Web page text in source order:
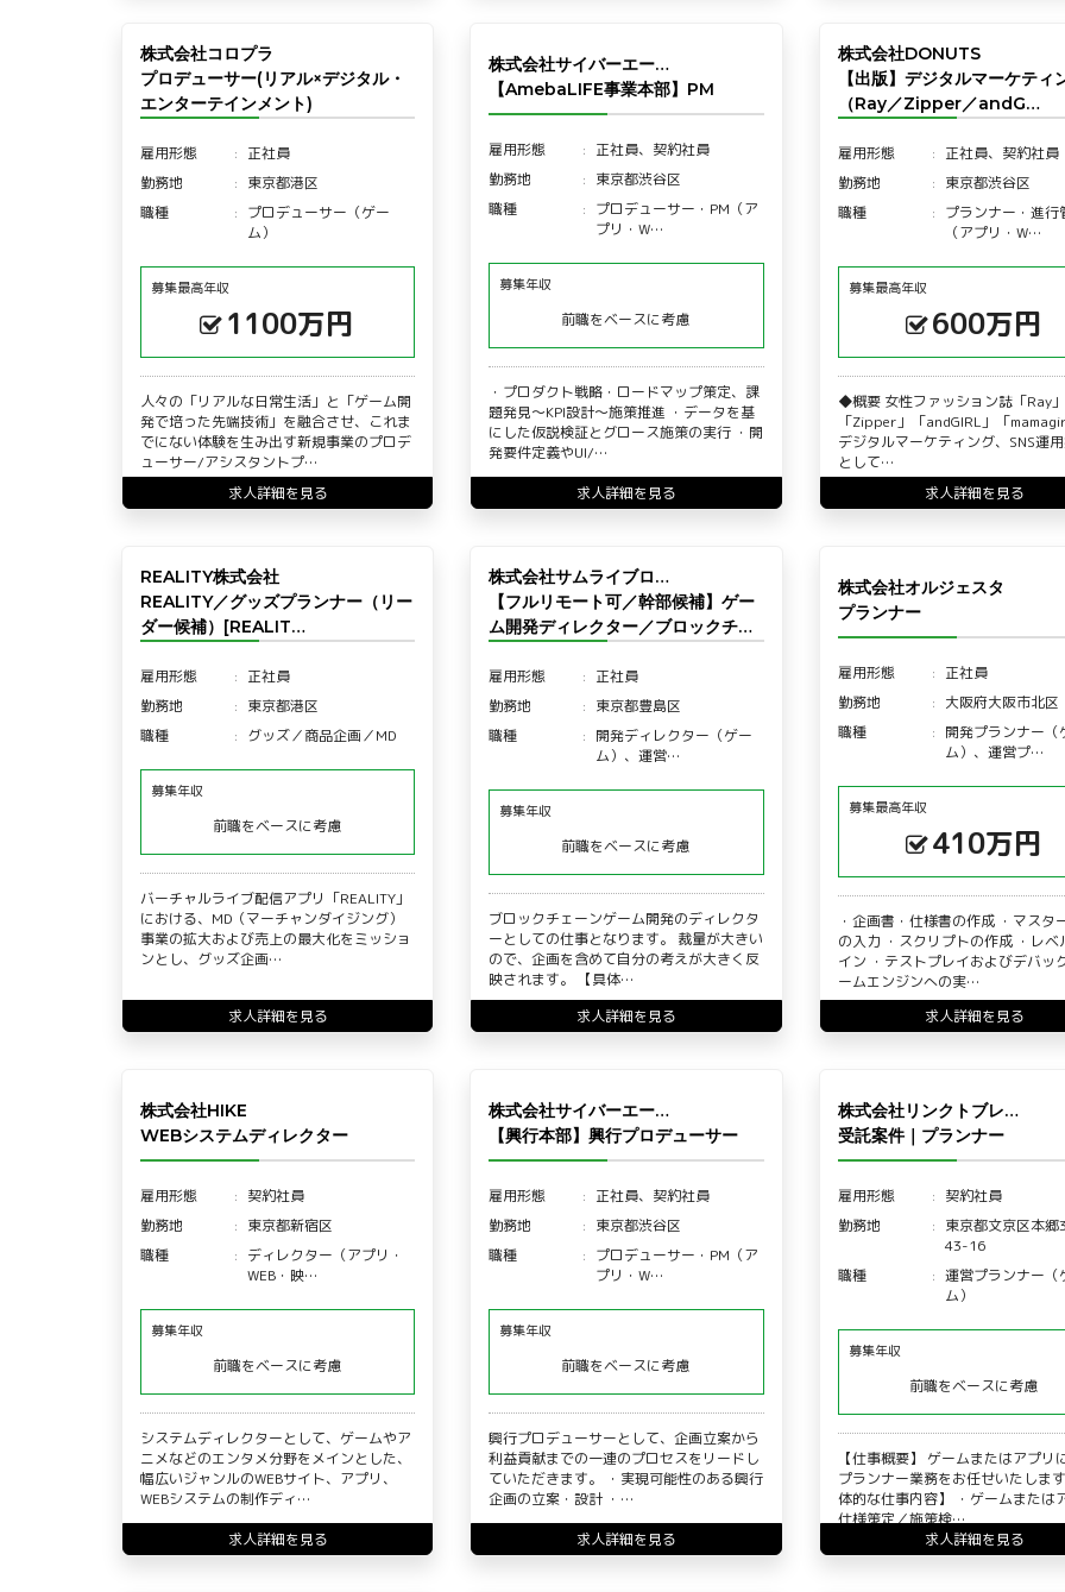
株式会社コロプラ
プロデューサー(リアル×デジタル・
エンターテインメント)
雇用形態
正社員
勤務地
東京都港区
職種
プロデューサー（ゲー
ム）
募集最高年収
1100万円
人々の「リアルな日常生活」と「ゲーム開
発で培った先端技術」を融合させ、これま
でにない体験を生み出す新規事業のプロデ
ューサー/アシスタントプ…
求人詳細を見る
株式会社サイバーエー…
【AmebaLIFE事業本部】PM
雇用形態
正社員、契約社員
勤務地
東京都渋谷区
職種
プロデューサー・PM（ア
プリ・W…
募集年収
前職をベースに考慮
・プロダクト戦略・ロードマップ策定、課
題発見〜KPI設計〜施策推進 ・データを基
にした仮説検証とグロース施策の実行 ・開
発要件定義やUI/…
求人詳細を見る
株式会社DONUTS
【出版】デジタルマーケティ
（Ray／Zipper／andG…
雇用形態
正社員、契約社員
勤務地
東京都渋谷区
職種
プランナー・進行
（アプリ・W…
募集最高年収
600万円
◆概要 女性ファッション誌「Ray」
「Zipper」「andGIRL」「
デジタルマーケティング、SNS運
として…
求人詳細を見る
REALITY株式会社
REALITY／グッズプランナー（リー
ダー候補）[REALIT…
雇用形態
正社員
勤務地
東京都港区
職種
グッズ／商品企画／MD
募集年収
前職をベースに考慮
バーチャルライブ配信アプリ「REALITY」
における、MD（マーチャンダイジング）
事業の拡大および売上の最大化をミッショ
ンとし、グッズ企画…
求人詳細を見る
株式会社サムライブロ…
【フルリモート可／幹部候補】ゲー
ム開発ディレクター／ブロックチ…
雇用形態
正社員
勤務地
東京都豊島区
職種
開発ディレクター（ゲー
ム）、運営…
募集年収
前職をベースに考慮
ブロックチェーンゲーム開発のディレクタ
ーとしての仕事となります。 裁量が大きい
ので、企画を含めて自分の考えが大きく反
映されます。 【具体…
求人詳細を見る
株式会社オルジェスタ
プランナー
雇用形態
正社員
勤務地
大阪府大阪市北区
職種
開発プランナー（
ム）、運営プ…
募集最高年収
410万円
・企画書・仕様書の作成 ・マスタ
の入力 ・スクリプトの作成 ・レベ
イン ・テストプレイおよびデバッ
ームエンジンへの実…
求人詳細を見る
株式会社HIKE
WEBシステムディレクター
雇用形態
契約社員
勤務地
東京都新宿区
職種
ディレクター（アプリ・
WEB・映…
募集年収
前職をベースに考慮
システムディレクターとして、ゲームやア
ニメなどのエンタメ分野をメインとした、
幅広いジャンルのWEBサイト、アプリ、
WEBシステムの制作ディ…
求人詳細を見る
株式会社サイバーエー…
【興行本部】興行プロデューサー
雇用形態
正社員、契約社員
勤務地
東京都渋谷区
職種
プロデューサー・PM（ア
プリ・W…
募集年収
前職をベースに考慮
興行プロデューサーとして、企画立案から
利益貢献までの一連のプロセスをリードし
ていただきます。 ・実現可能性のある興行
企画の立案・設計 ・…
求人詳細を見る
株式会社リンクトブレ…
受託案件｜プランナー
雇用形態
契約社員
勤務地
東京都文京区本郷
43-16
職種
運営プランナー（
ム）
募集年収
前職をベースに考慮
【仕事概要】 ゲームまたはアプリ
プランナー業務をお任せいたしま
体的な仕事内容】 ・ゲームまたは
仕様策定／施策検…
求人詳細を見る